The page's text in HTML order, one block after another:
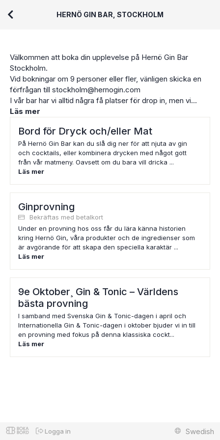
HERNÖ GIN BAR, STOCKHOLM
Välkommen att boka din upplevelse på Hernö Gin Bar
Stockholm.
Vid bokningar om 9 personer eller fler, vänligen skicka en
förfrågan till stockholm@hernogin.com
I vår bar har vi alltid några få platser för drop in, men vi
rekommenderar att du bokar bord för garanterad plats.
Läs mer
Bord för Dryck och/eller Mat
På Hernö Gin Bar kan du slå dig ner för att njuta av gin
och cocktails, eller kombinera drycken med något gott
från vår matmeny. Oavsett om du bara vill dricka ...
Läs mer
Ginprovning
Bekräftas med betalkort
Under en provning hos oss får du lära känna historien
kring Hernö Gin, våra produkter och de ingredienser som
är avgörande för att skapa den speciella karaktär ...
Läs mer
9e Oktober¸ Gin & Tonic – Världens
bästa provning
I samband med Svenska Gin & Tonic-dagen i april och
Internationella Gin & Tonic-dagen i oktober bjuder vi in till
en provning med fokus på denna klassiska cockt...
Läs mer
Logga in Swedish